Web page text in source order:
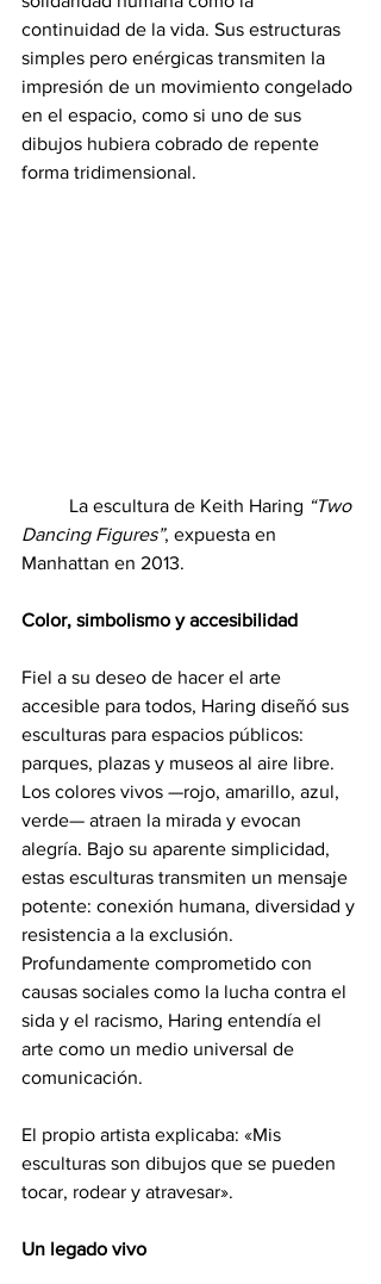
continuidad de la vida. Sus estructuras
simples pero enérgicas transmiten la
impresión de un movimiento congelado
en el espacio, como si uno de sus
dibujos hubiera cobrado de repente
forma tridimensional.
	La escultura de Keith Haring
“Two
Dancing Figures”, expuesta en
Manhattan en 2013.
Color, simbolismo y accesibilidad
Fiel a su deseo de hacer el arte
accesible para todos, Haring diseñó sus
esculturas para espacios públicos:
parques, plazas y museos al aire libre.
Los colores vivos —rojo, amarillo, azul,
verde— atraen la mirada y evocan
alegría. Bajo su aparente simplicidad,
estas esculturas transmiten un mensaje
potente: conexión humana, diversidad y
resistencia a la exclusión.
Profundamente comprometido con
causas sociales como la lucha contra el
sida y el racismo, Haring entendía el
arte como un medio universal de
comunicación.
El propio artista explicaba: «Mis
esculturas son dibujos que se pueden
tocar, rodear y atravesar».
Un legado vivo